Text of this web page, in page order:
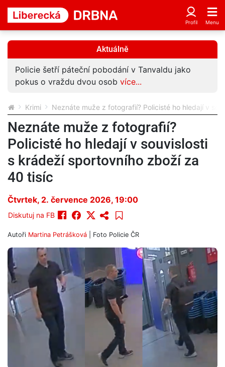
Aktuálně
Policie šetří páteční pobodání v Tanvaldu jako
pokus o vraždu dvou osob více...
Krimi Neznáte muže z fotografií? Policisté ho hledají v
Neznáte muže z fotografií?
Policisté ho hledají v souvislosti
s krádeží sportovního zboží za
40 tisíc
Čtvrtek, 2. července 2026, 19:00
Diskutuj na FB
Autoři Martina Petrášková | Foto Policie ČR